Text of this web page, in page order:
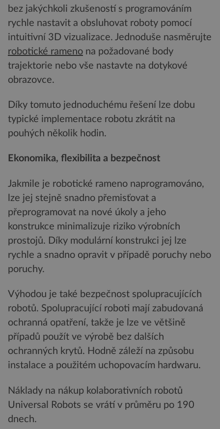
bez jakýchkoli zkušeností s programováním
rychle nastavit a obsluhovat roboty pomocí
intuitivní 3D vizualizace. Jednoduše nasměrujte
robotické rameno na požadované body
trajektorie nebo vše nastavte na dotykové
obrazovce.
Díky tomuto jednoduchému řešení lze dobu
typické implementace robotu zkrátit na
pouhých několik hodin.
Ekonomika, flexibilita a bezpečnost
Jakmile je robotické rameno naprogramováno,
lze jej stejně snadno přemisťovat a
přeprogramovat na nové úkoly a jeho
konstrukce minimalizuje riziko výrobních
prostojů. Díky modulární konstrukci jej lze
rychle a snadno opravit v případě poruchy nebo
poruchy.
Výhodou je také bezpečnost spolupracujících
robotů. Spolupracující roboti mají zabudovaná
ochranná opatření, takže je lze ve většině
případů použít ve výrobě bez dalších
ochranných krytů. Hodně záleží na způsobu
instalace a použitém uchopovacím hardwaru.
Náklady na nákup kolaborativních robotů
Universal Robots se vrátí v průměru po 190
dnech.